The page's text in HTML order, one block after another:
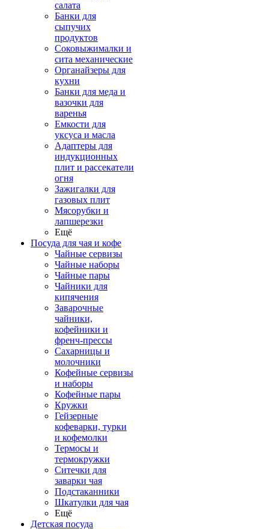
салата
Банки для
сыпучих
продуктов
Соковыжималки и
сита механические
Органайзеры для
кухни
Банки для меда и
вазочки для
варенья
Емкости для
уксуса и масла
Адаптеры для
индукционных
плит и рассекатели
огня
Зажигалки для
газовых плит
Мясорубки и
лапшерезки
Ещё
Посуда для чая и кофе
Чайные сервизы
Чайные наборы
Чайные пары
Чайники для
кипячения
Заварочные
чайники,
кофейники и
френч-прессы
Сахарницы и
молочники
Кофейные сервизы
и наборы
Кофейные пары
Кружки
Гейзерные
кофеварки, турки
и кофемолки
Термосы и
термокружки
Ситечки для
заварки чая
Подстаканники
Шкатулки для чая
Ещё
Детская посуда